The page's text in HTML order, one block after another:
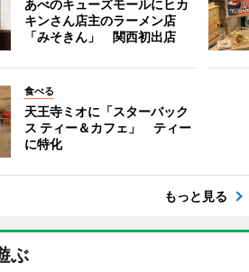
あべのキューズモールにヒカ
キンさん店主のラーメン店
「みそきん」 関西初出店
食べる
天王寺ミオに「スターバック
ス ティー＆カフェ」 ティー
に特化
もっと見る
ぶ